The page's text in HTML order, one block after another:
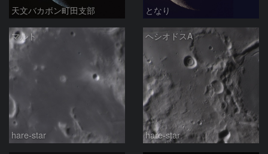
天文バカボン町田支部 となり
マルト
hare-star
ヘシオドスA
hare-star